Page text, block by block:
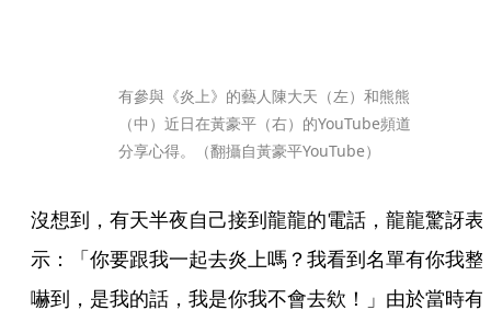
有參與《炎上》的藝人陳大天（左）和熊熊
（中）近日在黃豪平（右）的YouTube頻道
分享心得。（翻攝自黃豪平YouTube）
沒想到，有天半夜自己接到龍龍的電話，龍龍驚訝表
示：「你要跟我一起去炎上嗎？我看到名單有你我整
嚇到，是我的話，我是你我不會去欸！」由於當時有